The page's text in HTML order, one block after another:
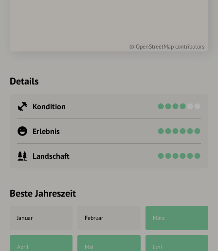
© OpenStreetMap contributors
Details
Kondition
Erlebnis
Landschaft
Beste Jahreszeit
Januar Februar März
April Mai Juni